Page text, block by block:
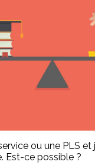
ou une PLS
Est-ce possible ?